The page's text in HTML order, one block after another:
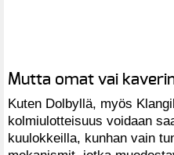
Mutta omat vai
Kuten Dolbyllä, myös
kolmiulotteisuus voidaan
kuulokkeilla, kunhan vain